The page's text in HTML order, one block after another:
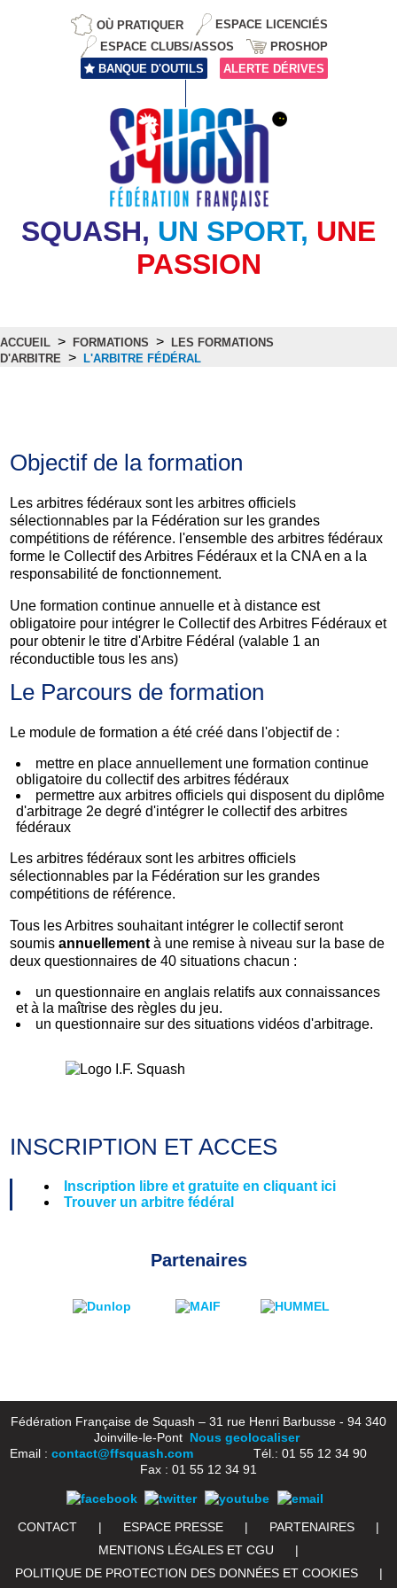
OÙ PRATIQUER
ESPACE LICENCIÉS
ESPACE CLUBS/ASSOS
PROSHOP
BANQUE D'OUTILS
ALERTE DÉRIVES
SQUASH, UN SPORT, UNE
PASSION
ACCUEIL > FORMATIONS > LES FORMATIONS
D'ARBITRE > L'ARBITRE FÉDÉRAL
Objectif de la formation
Les arbitres fédéraux sont les arbitres officiels
sélectionnables par la Fédération sur les grandes
compétitions de référence. l'ensemble des arbitres fédéraux
forme le Collectif des Arbitres Fédéraux et la CNA en a la
responsabilité de fonctionnement.
Une formation continue annuelle et à distance est
obligatoire pour intégrer le Collectif des Arbitres Fédéraux et
pour obtenir le titre d'Arbitre Fédéral (valable 1 an
réconductible tous les ans)
Le Parcours de formation
Le module de formation a été créé dans l'objectif de :
mettre en place annuellement une formation continue
obligatoire du collectif des arbitres fédéraux
permettre aux arbitres officiels qui disposent du diplôme
d'arbitrage 2e degré d'intégrer le collectif des arbitres
fédéraux
Les arbitres fédéraux sont les arbitres officiels
sélectionnables par la Fédération sur les grandes
compétitions de référence.
Tous les Arbitres souhaitant intégrer le collectif seront
soumisannuellement à une remise à niveau sur la base de
deux questionnaires de 40 situations chacun :
un questionnaire en anglais relatifs aux connaissances
et à la maîtrise des règles du jeu.
un questionnaire sur des situations vidéos d'arbitrage.
INSCRIPTION ET ACCES
Inscription libre et gratuite en cliquant ici
Trouver un arbitre fédéral
Partenaires
Fédération Française de Squash – 31 rue Henri Barbusse - 94 340
Joinville-le-Pont Nous geolocaliser
Email : contact@ffsquash.comTél.: 01 55 12 34 90
Fax : 01 55 12 34 91
CONTACT | ESPACE PRESSE | PARTENAIRES
|
MENTIONS LÉGALES ET CGU
|
POLITIQUE DE PROTECTION DES DONNÉES ET COOKIES
|